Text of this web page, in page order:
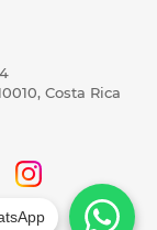
Costa Rica